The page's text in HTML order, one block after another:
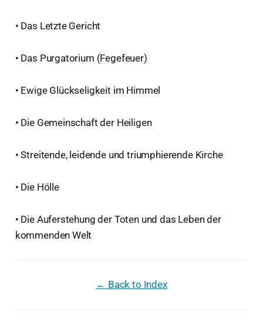
• Das Letzte Gericht
• Das Purgatorium (Fegefeuer)
• Ewige Glückseligkeit im Himmel
• Die Gemeinschaft der Heiligen
• Streitende, leidende und triumphierende Kirche
• Die Hölle
• Die Auferstehung der Toten und das Leben der
kommenden Welt
← Back to Index